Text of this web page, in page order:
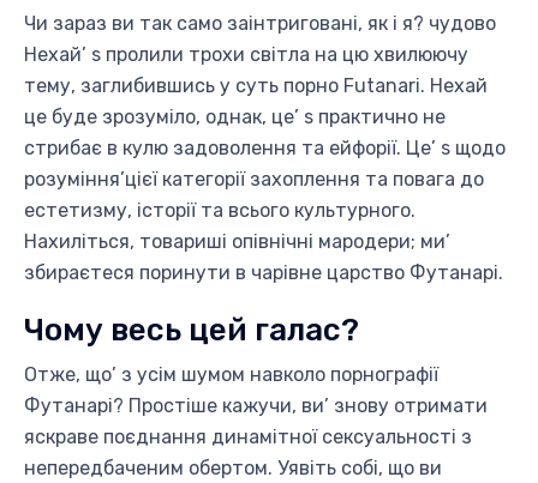
Чи зараз ви так само заінтриговані, як і я? чудово
Нехай’ s пролили трохи світла на цю хвилюючу
тему, заглибившись у суть порно Futanari. Нехай
це буде зрозуміло, однак, це’ s практично не
стрибає в кулю задоволення та ейфорії. Це’ s щодо
розуміння’цієї категорії захоплення та повага до
естетизму, історії та всього культурного.
Нахиліться, товариші опівнічні мародери; ми’
збираєтеся поринути в чарівне царство Футанарі.
Чому весь цей галас?
Отже, що’ з усім шумом навколо порнографії
Футанарі? Простіше кажучи, ви’ знову отримати
яскраве поєднання динамітної сексуальності з
непередбаченим обертом. Уявіть собі, що ви